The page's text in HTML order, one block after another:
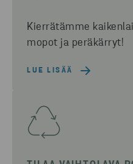
Kierrätämme
mopot ja peräkärryt!
LUE LISÄÄ